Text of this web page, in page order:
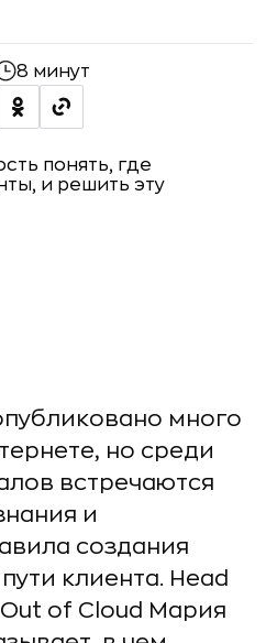
8 минут
много
но среди
встречаются
и
создания
клиента. Head
Out of Cloud Мария